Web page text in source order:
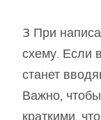
3 При
схему. Если
станет
Важно,
краткими,